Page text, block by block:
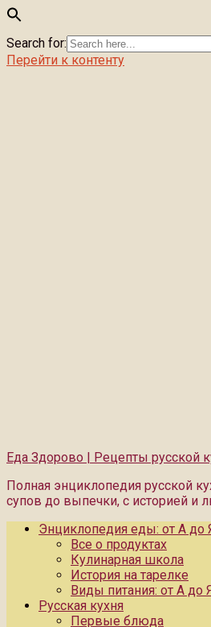
Search for:
Перейти к контенту
Еда Здорово | Рецепты русской
Полная энциклопедия русской
супов до выпечки, с историей и
Энциклопедия еды: от А до
Все о продуктах
Кулинарная школа
История на тарелке
Виды питания: от А до
Русская кухня
Первые блюда